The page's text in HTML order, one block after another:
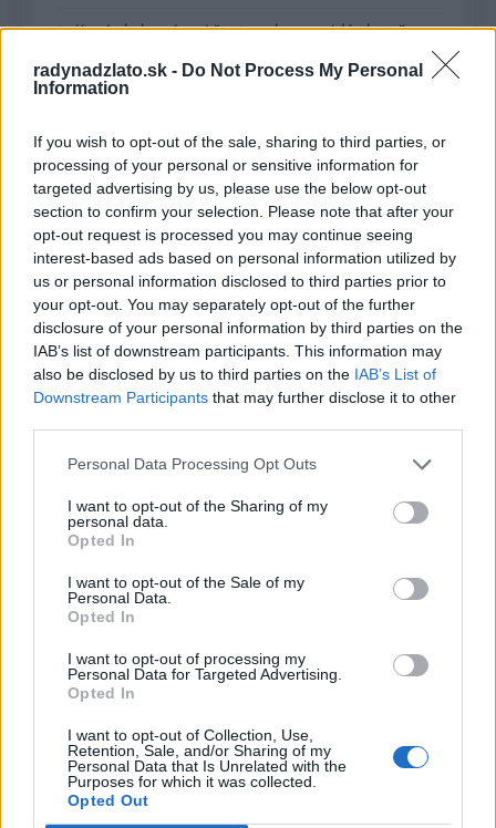
radynadzlato.sk - Do Not Process My Personal
Information
If you wish to opt-out of the sale, sharing to third parties, or
processing of your personal or sensitive information for
targeted advertising by us, please use the below opt-out
section to confirm your selection. Please note that after your
opt-out request is processed you may continue seeing
interest-based ads based on personal information utilized by
us or personal information disclosed to third parties prior to
your opt-out. You may separately opt-out of the further
disclosure of your personal information by third parties on the
IAB’s list of downstream participants. This information may
also be disclosed by us to third parties on the IAB’s List of
Downstream Participants that may further disclose it to other
Personal Data Processing Opt Outs
I want to opt-out of the Sharing of my
personal data.
Opted In
I want to opt-out of the Sale of my
Personal Data.
Opted In
I want to opt-out of processing my
Personal Data for Targeted Advertising.
Opted In
I want to opt-out of Collection, Use,
Retention, Sale, and/or Sharing of my
Personal Data that Is Unrelated with the
Purposes for which it was collected.
Opted Out
Ktoré chyby vás pri štarte e-shopu vyjdú zbytočne
Recent Comments
Žiadne komentáre na zobrazenie.
Archives
júl 2026
február 2026
január 2026
november 2025
január 2025
október 2024
september 2024
august 2024
júl 2024
jún 2024